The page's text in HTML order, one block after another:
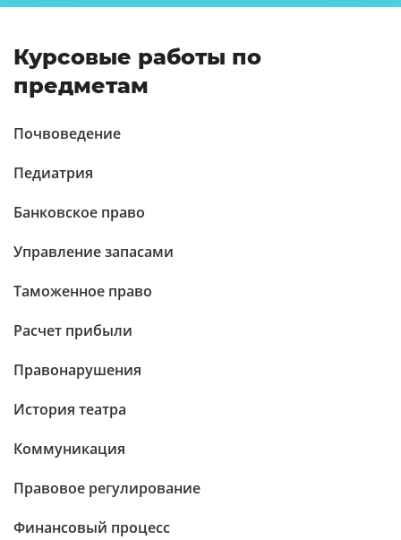
Курсовые работы по
предметам
Почвоведение
Педиатрия
Банковское право
Управление запасами
Таможенное право
Расчет прибыли
Правонарушения
История театра
Коммуникация
Правовое регулирование
Финансовый процесс